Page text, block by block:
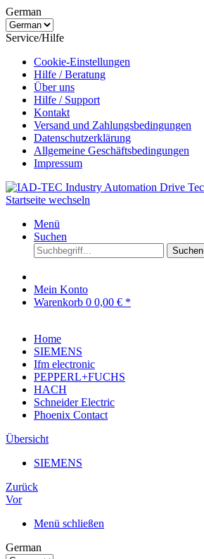
German
Service/Hilfe
Cookie-Einstellungen
Hilfe / Beratung
Über uns
Hilfe / Support
Kontakt
Versand und Zahlungsbedingungen
Datenschutzerklärung
Allgemeine Geschäftsbedingungen
Impressum
Menü
Suchen
Suchen
Mein Konto
Warenkorb 0 0,00 € *
Home
SIEMENS
Ifm electronic
PEPPERL+FUCHS
HACH
Schneider Electric
Phoenix Contact
Übersicht
SIEMENS
Zurück
Vor
Menü schließen
German